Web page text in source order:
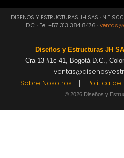
DISEÑOS Y ESTRUCTURAS JH SAS · NIT
D.C. · Tel +57 313 384 8476 ·
Diseños y Estructuras JH
Cra 13 #1c-41, Bogotá D.C.,
Sobre Nosotros
Política de
© 2026 Diseños y